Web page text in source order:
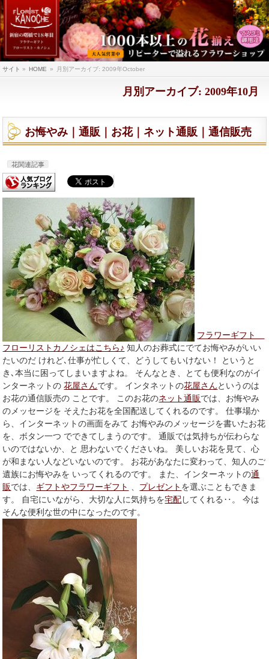
サイト » HOME » 月別アーカイブ: 2009年October
月別アーカイブ: 2009年10月
お悔やみ｜通販｜お花｜ネット通販｜通信販売
花関連記事
フラワーギフト
フローリストカノシェはこちら♪ 知人のお葬式にでてお悔やみがいい
たいのだ けれど､仕事が忙しくて、どうしてもいけない！ というと
き､本当に困ってしまいますよね。 そんなとき、とても便利なのがイ
ンターネットの花屋さんです。 インタネットの花屋さんというのは
お花の通信販売の ことです。 このお花のネット通販では、お悔やみ
のメッセージを そえたお花を全国配送してくれるのです。 仕事場か
ら、インターネットの画面をみて お悔やみのメッセージを書いたお花
を、ボタン一つ でできてしまうのです。 通販では気持ちが伝わらな
いのではないか、と 思わないでくださいね。 美しいお花を見て、心
が和まない人などいないのです。 お花があなたに変わって、知人のご
遺族にお悔やみを いってくれるのです。 また、インターネットの通
販では、 ギフトやフラワーギフト 、 プレゼント を選ぶこともできま
す。 自宅にいながら、大切な人に気持ちを宅配してくれる‥。 今は
そんな便利な世の中になったのです。